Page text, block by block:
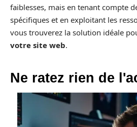
faiblesses, mais en tenant compte
spécifiques et en exploitant les
vous trouverez la solution idéale
votre site web.
Ne ratez rien de